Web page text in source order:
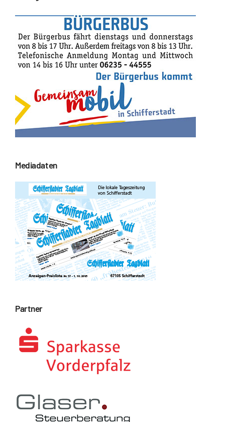
Mediadaten
Partner